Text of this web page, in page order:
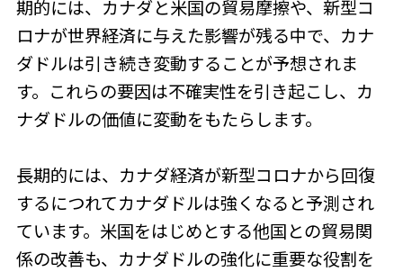
期的には、カナダと米国の貿易摩擦や、新型コ
ロナが世界経済に与えた影響が残る中で、カナ
ダドルは引き続き変動することが予想されま
す。これらの要因は不確実性を引き起こし、カ
ナダドルの価値に変動をもたらします。
長期的には、カナダ経済が新型コロナから回復
するにつれてカナダドルは強くなると予測され
ています。米国をはじめとする他国との貿易関
係の改善も、カナダドルの強化に重要な役割を